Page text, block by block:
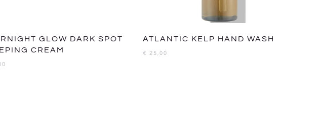
GLOW DARK SPOT
CREAM
ATLANTIC KELP HAND WASH
€ 25,00